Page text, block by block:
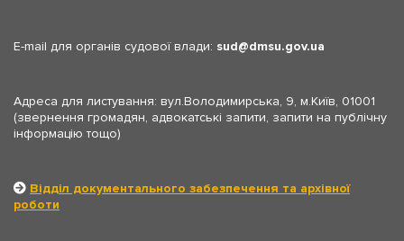
E-mail для органів судової влади: sud dmsu.gov.ua
Адреса для листування: вул.Володимирська, 9, м.Київ, 01001
(звернення громадян, адвокатські запити, запити на публічну
інформацію тощо)
Відділ документального забезпечення та архівної
роботи